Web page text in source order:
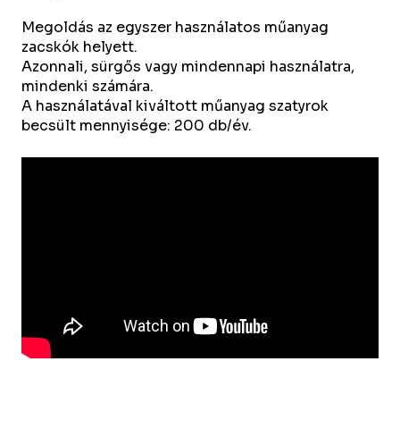
Megoldás az egyszer használatos műanyag
zacskók helyett.
Azonnali, sürgős vagy mindennapi használatra,
mindenki számára.
A használatával kiváltott műanyag szatyrok
becsült mennyisége: 200 db/év.